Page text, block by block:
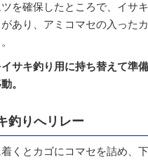
を確保したところで、イサ
あり、アミコマセの入った
サキ釣り用に持ち替えて準
。
釣りへリレー
くとカゴにコマセを詰め、